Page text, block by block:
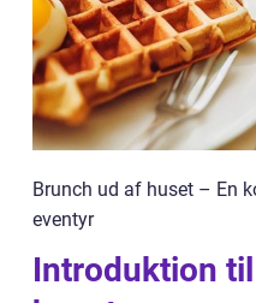
Brunch ud af huset – En
eventyr
Introduktion